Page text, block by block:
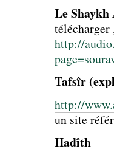
Le
télécharger
http://
Tafsîr
http://
un site
Hadîth